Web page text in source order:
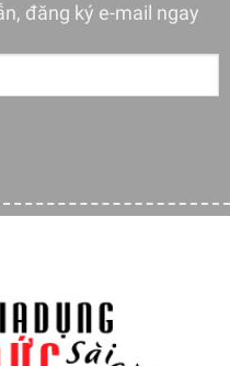
hữu máy bơm 19 bar
cà phê của bạn, nó giúp
đăng ký e-mail ngay